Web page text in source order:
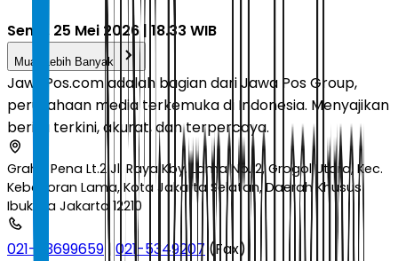
Senin, 25 Mei 2026 | 18.33 WIB
Muat Lebih Banyak
JawaPos.com adalah bagian dari Jawa Pos Group,
perusahaan media terkemuka di Indonesia. Menyajikan
berita terkini, akurat, dan terpercaya.
Graha Pena Lt.2 Jl. Raya Kby. Lama No.12, Grogol Utara, Kec.
Kebayoran Lama, Kota Jakarta Selatan, Daerah Khusus
Ibukota Jakarta 12210
021-53699659| 021-5349207 (Fax)